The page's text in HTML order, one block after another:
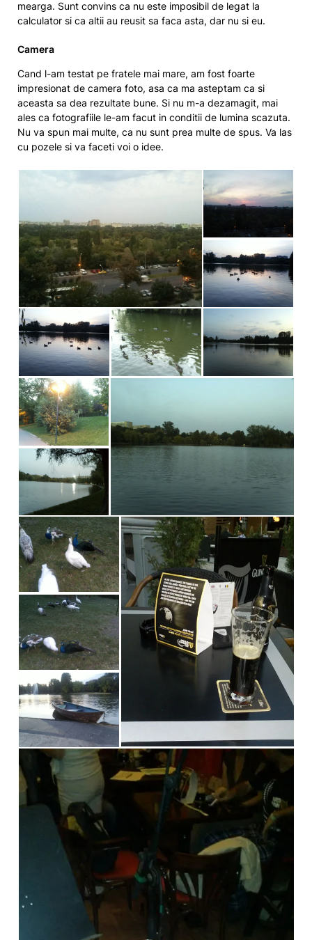
mearga. Sunt convins ca nu este imposibil de legat la
calculator si ca altii au reusit sa faca asta, dar nu si eu.
Camera
Cand l-am testat pe fratele mai mare, am fost foarte
impresionat de camera foto, asa ca ma asteptam ca si
aceasta sa dea rezultate bune. Si nu m-a dezamagit, mai
ales ca fotografiile le-am facut in conditii de lumina scazuta.
Nu va spun mai multe, ca nu sunt prea multe de spus. Va las
cu pozele si va faceti voi o idee.